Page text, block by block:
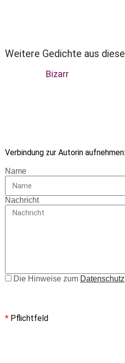
Weitere Gedichte aus
Bizarr
Verbindung zur Autorin aufnehmen:
Name
Nachricht
Die Hinweise zum Datenschutz
* Pflichtfeld